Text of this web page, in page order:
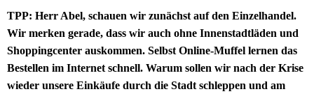
TPP: Herr Abel, schauen wir zunächst auf den Einzelhandel.
Wir merken gerade, dass wir auch ohne Innenstadtläden und
Shoppingcenter auskommen. Selbst Online-Muffel lernen das
Bestellen im Internet schnell. Warum sollen wir nach der Krise
wieder unsere Einkäufe durch die Stadt schleppen und am